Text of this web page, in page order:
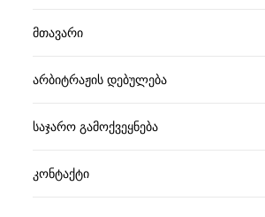
application
მთავარი
არბიტრაჟის დებულება
საჯარო გამოქვეყნება
კონტაქტი